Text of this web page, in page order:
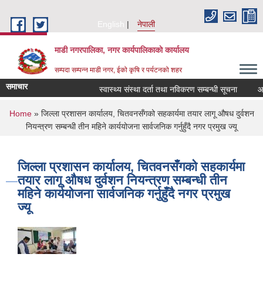
English
नेपाली
माडी नगरपालिका, नगर कार्यपालिकाकाे कार्यालय
सम्पदा सम्पन्न माडी नगर, ईको कृषि र पर्यटनको शहर
समाचार स्वास्थ्य संस्था दर्ता तथा नविकरण सम्बन्धी सूचना आ.व.
You are here
Home» जिल्ला प्रशासन कार्यालय, चितवनसँगको सहकार्यमा तयार लागू औषध दुर्वशन
नियन्त्रण सम्बन्धी तीन महिने कार्ययोजना सार्वजनिक गर्नुहुँदै नगर प्रमुख ज्यू
जिल्ला प्रशासन कार्यालय, चितवनसँगको सहकार्यमा
तयार लागू औषध दुर्वशन नियन्त्रण सम्बन्धी तीन
महिने कार्ययोजना सार्वजनिक गर्नुहुँदै नगर प्रमुख
ज्यू